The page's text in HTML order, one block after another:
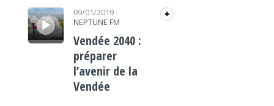
Lecteur audio 09/01/2019-
NEPTUNE FM
+
Vendée 2040 :
préparer
l’avenir de la
Vendée